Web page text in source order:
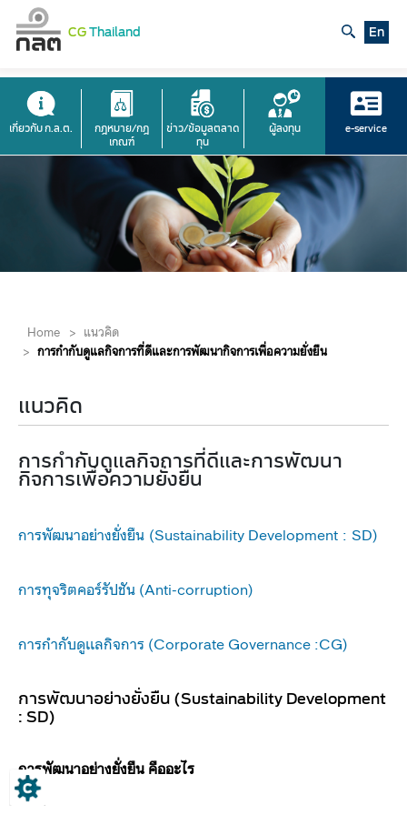
CGThailand En
เกี่ยวกับ ก.ล.ต.
กฎหมาย/กฎ
เกณฑ์
ข่าว/ข้อมูลตลาด
ทุน
ผู้ลงทุน e-service
Home > แนวคิด
> การกำกับดูแลกิจการที่ดีและการพัฒนากิจการเพื่อความยั่งยืน
แนวคิด
การกำกับดูแลกิจการที่ดีและการพัฒนา
กิจการเพื่อความยั่งยืน
การพัฒนาอย่างยั่งยืน (Sustainability Development : SD)
การทุจริตคอร์รัปชัน (Anti-corruption​)​
การกำกับดูเเลกิจการ (Corporate Governance :CG)
การพัฒนาอย่างยั่งยืน (Sustainability Development
: SD)​
การพัฒนาอย่างยั่งยืน คืออะไร